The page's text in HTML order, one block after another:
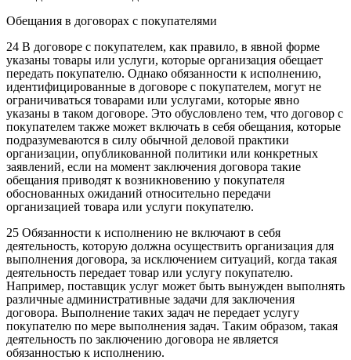
Обещания в договорах с покупателями
24 В договоре с покупателем, как правило, в явной форме
указаны товары или услуги, которые организация обещает
передать покупателю. Однако обязанности к исполнению,
идентифицированные в договоре с покупателем, могут не
ограничиваться товарами или услугами, которые явно
указаны в таком договоре. Это обусловлено тем, что договор с
покупателем также может включать в себя обещания, которые
подразумеваются в силу обычной деловой практики
организации, опубликованной политики или конкретных
заявлений, если на момент заключения договора такие
обещания приводят к возникновению у покупателя
обоснованных ожиданий относительно передачи
организацией товара или услуги покупателю.
25 Обязанности к исполнению не включают в себя
деятельность, которую должна осуществить организация для
выполнения договора, за исключением ситуаций, когда такая
деятельность передает товар или услугу покупателю.
Например, поставщик услуг может быть вынужден выполнять
различные административные задачи для заключения
договора. Выполнение таких задач не передает услугу
покупателю по мере выполнения задач. Таким образом, такая
деятельность по заключению договора не является
обязанностью к исполнению.